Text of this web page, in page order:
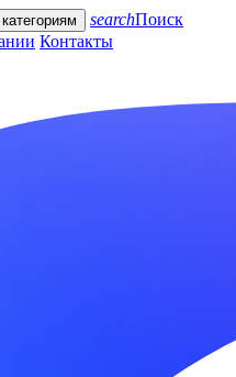
searchПоиск
Контакты